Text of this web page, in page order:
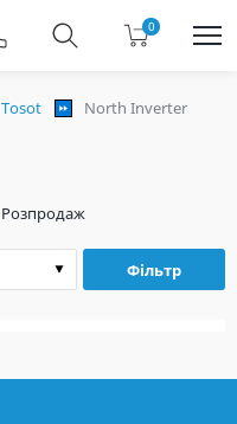
0
Tosot North Inverter
Фільтр
Розпродаж